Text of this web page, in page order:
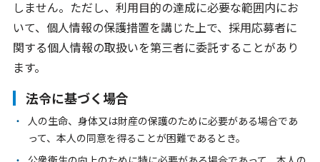
しません。ただし、利用目的の達成に必要な範囲内にお
いて、個人情報の保護措置を講じた上で、採用応募者に
関する個人情報の取扱いを第三者に委託することがあり
ます。
法令に基づく場合
人の生命、身体又は財産の保護のために必要がある場合であ
って、本人の同意を得ることが困難であるとき。